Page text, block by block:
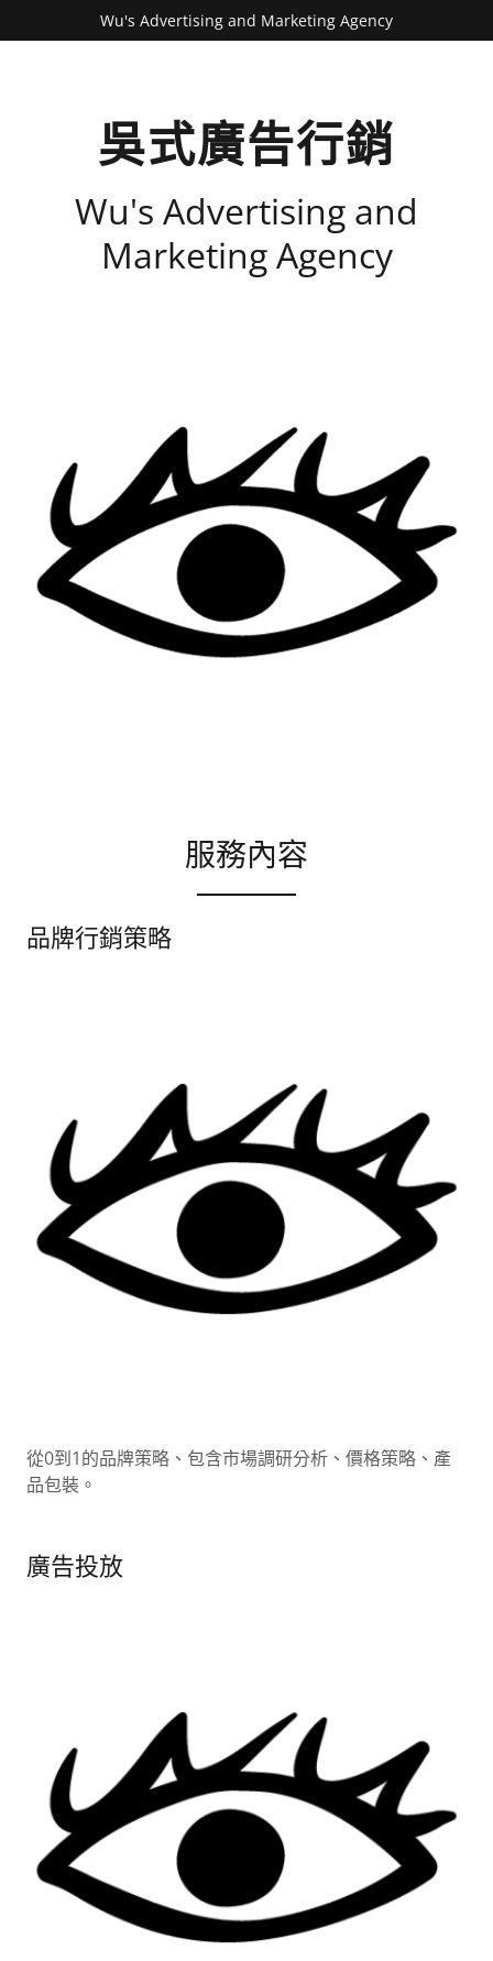
Wu's Advertising and Marketing Agency
吳式廣告行銷
Wu's Advertising and
Marketing Agency
服務內容
品牌行銷策略
從0到1的品牌策略、包含市場調研分析、價格策略、產
品包裝。
廣告投放